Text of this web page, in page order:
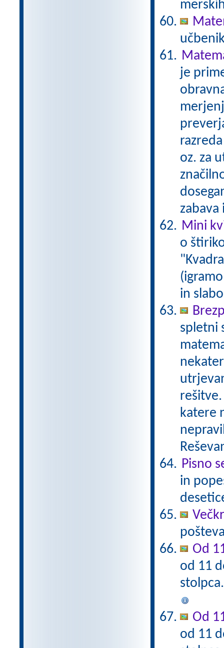
je
oz. za
Mini
o
in
spletni
katere
Pisno
in
Od
od 11
Od
od 11